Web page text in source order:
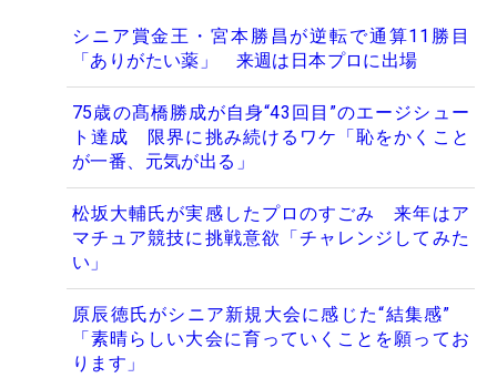
シニア賞金王・宮本勝昌が逆転で通算11勝目
「ありがたい薬」 来週は日本プロに出場
75歳の髙橋勝成が自身“43回目”のエージシュー
ト達成 限界に挑み続けるワケ「恥をかくこと
が一番、元気が出る」
松坂大輔氏が実感したプロのすごみ 来年はア
マチュア競技に挑戦意欲「チャレンジしてみた
い」
原辰徳氏がシニア新規大会に感じた“結集感”
「素晴らしい大会に育っていくことを願ってお
ります」